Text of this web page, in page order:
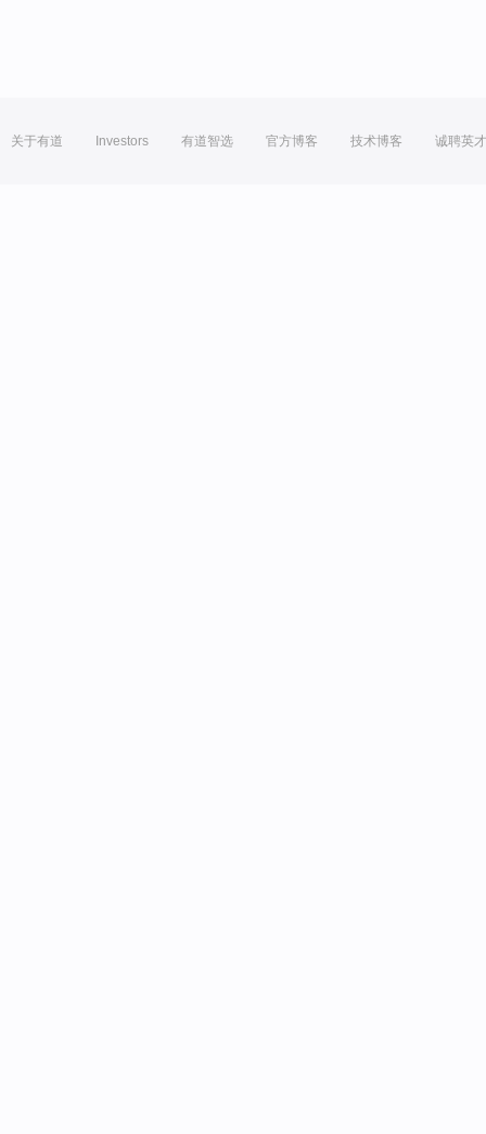
关于有道 Investors 有道智选 官方博客 技术博客 诚聘英才